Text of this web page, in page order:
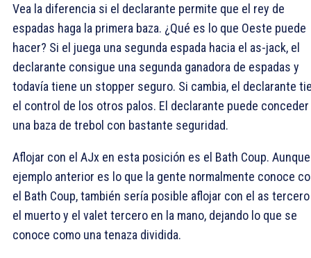
Vea la diferencia si el declarante permite que el rey de
espadas haga la primera baza. ¿Qué es lo que Oeste puede
hacer? Si el juega una segunda espada hacia el as-jack, el
declarante consigue una segunda ganadora de espadas y
todavía tiene un stopper seguro. Si cambia, el declarante
el control de los otros palos. El declarante puede conceder
una baza de trebol con bastante seguridad.
Aflojar con el AJx en esta posición es el Bath Coup.
ejemplo anterior es lo que la gente normalmente conoce
el Bath Coup, también sería posible aflojar con el as
el muerto y el valet tercero en la mano, dejando lo que se
conoce como una tenaza dividida.